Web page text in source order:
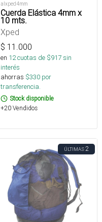
alxped4mm
Cuerda Elástica 4mm x
10 mts.
Xped
$ 11.000
en 12cuotas de $917sin
interés
ahorras $330 por
transferencia.
Stock disponible
+20 Vendidos
ÚLTIMAS2